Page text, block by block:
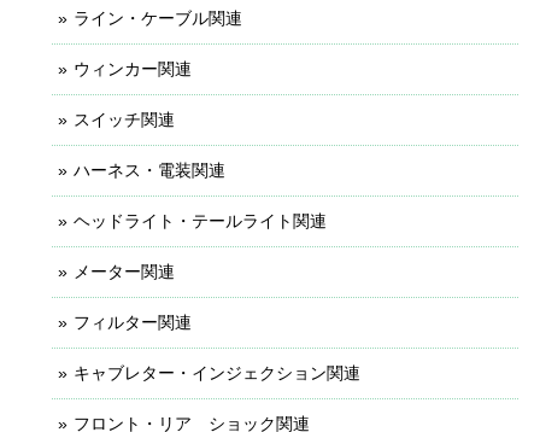
ライン・ケーブル関連
ウィンカー関連
スイッチ関連
ハーネス・電装関連
ヘッドライト・テールライト関連
メーター関連
フィルター関連
キャブレター・インジェクション関連
フロント・リア ショック関連